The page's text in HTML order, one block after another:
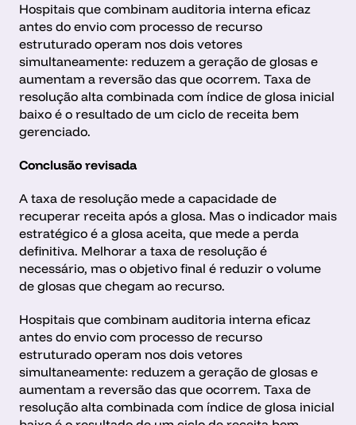
Hospitais que combinam auditoria interna eficaz
antes do envio com processo de recurso
estruturado operam nos dois vetores
simultaneamente: reduzem a geração de glosas e
aumentam a reversão das que ocorrem. Taxa de
resolução alta combinada com índice de glosa inicial
baixo é o resultado de um ciclo de receita bem
gerenciado.
Conclusão revisada
A taxa de resolução mede a capacidade de
recuperar receita após a glosa. Mas o indicador mais
estratégico é a glosa aceita, que mede a perda
definitiva. Melhorar a taxa de resolução é
necessário, mas o objetivo final é reduzir o volume
de glosas que chegam ao recurso.
Hospitais que combinam auditoria interna eficaz
antes do envio com processo de recurso
estruturado operam nos dois vetores
simultaneamente: reduzem a geração de glosas e
aumentam a reversão das que ocorrem. Taxa de
resolução alta combinada com índice de glosa inicial